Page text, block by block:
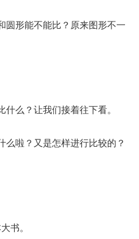
圆形能不能比？原来图形不一
什么？让我们接着往下看。
么啦？又是怎样进行比较的？
书。